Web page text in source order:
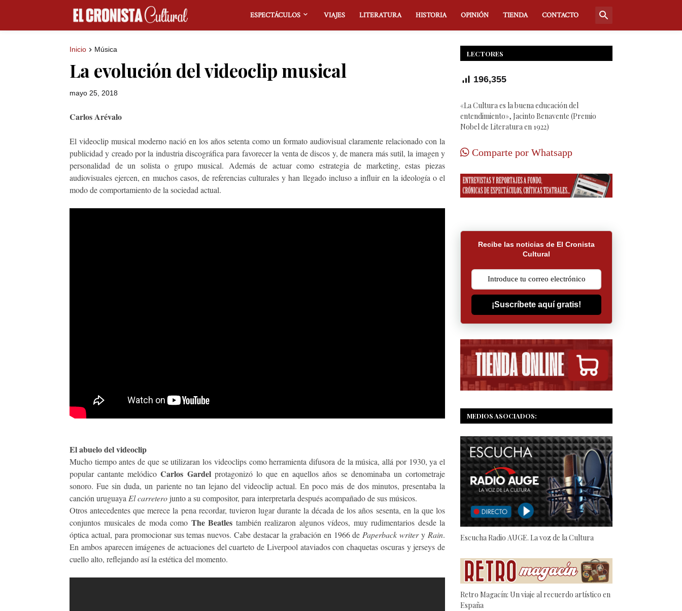
ESPECTÁCULOS VIAJES LITERATURA HISTORIA OPINIÓN TIENDA CONTACTO
Inicio Música
La evolución del videoclip musical
mayo 25, 2018
Carlos Arévalo
El videoclip musical moderno nació en los años setenta como un formato audiovisual claramente relacionado con la
publicidad y creado por la industria discográfica para favorecer la venta de discos y, de manera más sutil, la imagen y
personalidad de un solista o grupo musical. Además de actuar como estrategia de marketing, estas piezas
audiovisuales ejercen, en muchos casos, de referencias culturales y han llegado incluso a influir en la ideología o el
modo de comportamiento de la sociedad actual.
El abuelo del videoclip
Mucho tiempo antes de que se utilizaran los videoclips como herramienta difusora de la música, allá por 1930, ya el
popular cantante melódicoCarlos Gardelprotagonizó lo que en aquellos años se denominaba un cortometraje
sonoro. Fue sin duda, un pariente no tan lejano del videoclip actual. En poco más de dos minutos, presentaba la
canción uruguaya El carretero junto a su compositor, para interpretarla después acompañado de sus músicos.
Otros antecedentes que merece la pena recordar, tuvieron lugar durante la década de los años sesenta, en la que los
conjuntos musicales de moda como The Beatles también realizaron algunos vídeos, muy rudimentarios desde la
óptica actual, para promocionar sus temas nuevos. Cabe destacar la grabación en 1966 de Paperback writery Rain.
En ambos aparecen imágenes de actuaciones del cuarteto de Liverpool ataviados con chaquetas oscuras y jerseys de
cuello alto, reflejando así la estética del momento.
LECTORES
196,355
«La Cultura es la buena educación del
entendimiento», Jacinto Benavente (Premio
Nobel de Literatura en 1922)
Comparte por Whatsapp
Recibe las noticias de El Cronista
Cultural
¡Suscríbete aquí gratis!
MEDIOS ASOCIADOS:
Escucha Radio AUGE. La voz de la Cultura
Retro Magacín: Un viaje al recuerdo artístico en
España